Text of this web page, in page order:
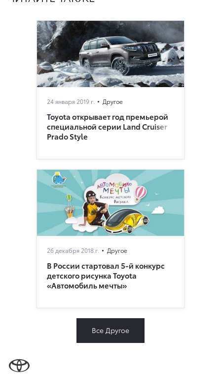
24 января 2019 г. Другое
Toyota открывает год премьерой
специальной серии Land Cruiser
Prado Style
26 декабря 2018 г. Другое
В России стартовал 5-й конкурс
детского рисунка Toyota
«Автомобиль мечты»
Все Другое